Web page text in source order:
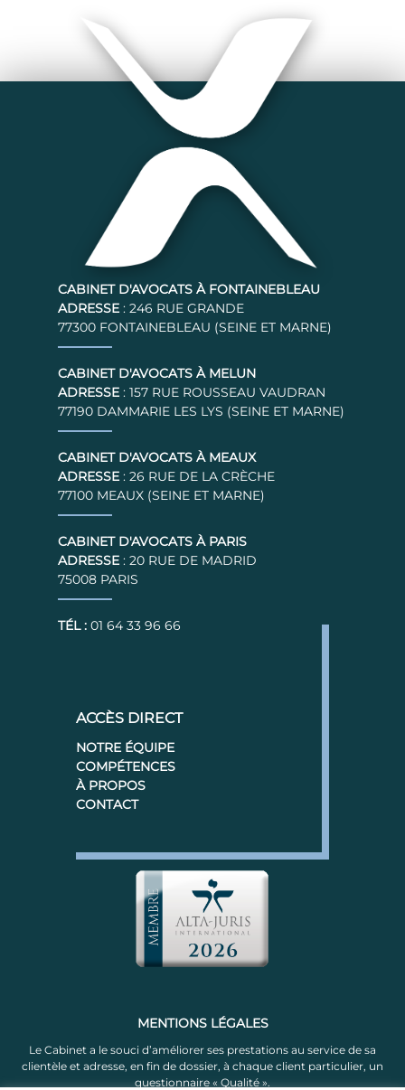
CABINET D'AVOCATS À FONTAINEBLEAU
ADRESSE : 246 RUE GRANDE
77300 FONTAINEBLEAU (SEINE ET MARNE)
CABINET D'AVOCATS À MELUN
ADRESSE : 157 RUE ROUSSEAU VAUDRAN
77190 DAMMARIE LES LYS (SEINE ET MARNE)
CABINET D'AVOCATS À MEAUX
ADRESSE : 26 RUE DE LA CRÈCHE
77100 MEAUX (SEINE ET MARNE)
CABINET D'AVOCATS À PARIS
ADRESSE : 20 RUE DE MADRID
75008 PARIS
TÉL : 01 64 33 96 66
ACCÈS DIRECT
NOTRE ÉQUIPE
COMPÉTENCES
À PROPOS
CONTACT
MENTIONS LÉGALES
Le Cabinet a le souci d’améliorer ses prestations au service de sa
clientèle et adresse, en fin de dossier, à chaque client particulier, un
questionnaire « Qualité ».